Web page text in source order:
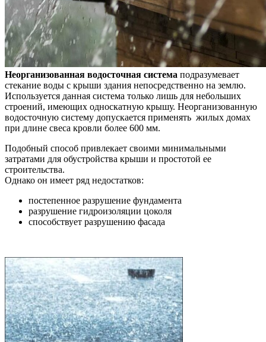
Неорганизованная водосточная система подразумевает
стекание воды с крыши здания непосредственно на землю.
Используется данная система только лишь для небольших
строений, имеющих односкатную крышу. Неорганизованную
водосточную систему допускается применять жилых домах
при длине свеса кровли более 600 мм.
Подобный способ привлекает своими минимальными
затратами для обустройства крыши и простотой ее
строительства.
Однако он имеет ряд недостатков:
постепенное разрушение фундамента
разрушение гидроизоляции цоколя
способствует разрушению фасада